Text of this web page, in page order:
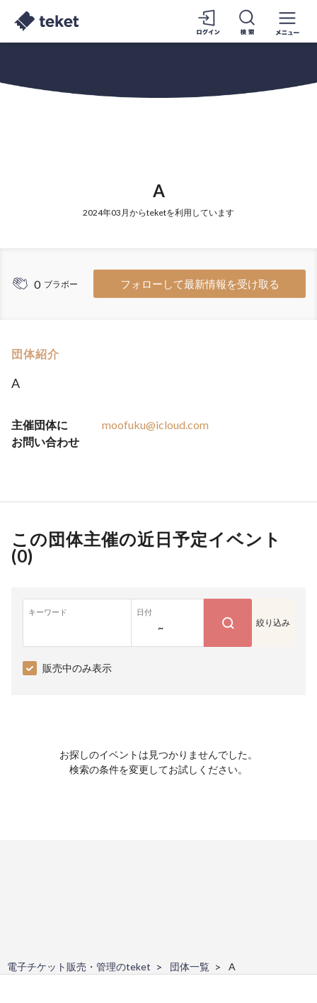
A
2024年03月からteketを利用しています
0 ブラボー フォローして最新情報を受け取る
団体紹介
A
主催団体に
お問い合わせ
moofuku@icloud.com
この団体主催の近日予定イベント
(0)
キーワード 日付
~ 絞り込み
販売中のみ表示
お探しのイベントは見つかりませんでした。
検索の条件を変更してお試しください。
電子チケット販売・管理のteket 団体一覧 A